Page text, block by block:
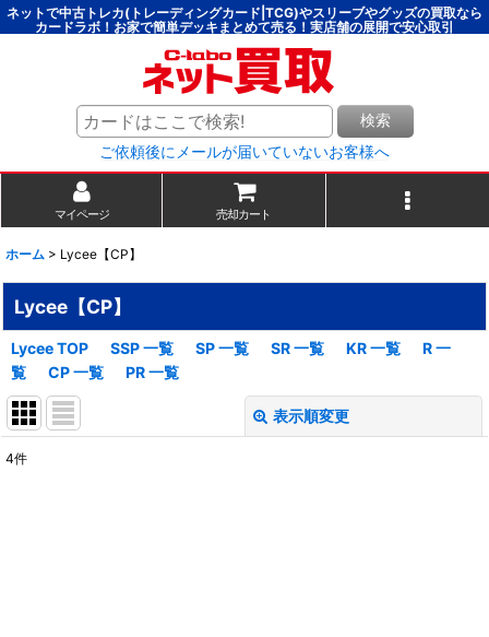
ネットで中古トレカ(トレーディングカード|TCG)やスリーブやグッズの買取なら
カードラボ！お家で簡単デッキまとめて売る！実店舗の展開で安心取引
検索
ご依頼後にメールが届いていないお客様へ
マイページ 売却カート
ホーム > Lycee【CP】
Lycee【CP】
Lycee TOP SSP 一覧 SP 一覧 SR 一覧 KR 一覧
R 一
覧
CP 一覧 PR 一覧
表示順変更
4件